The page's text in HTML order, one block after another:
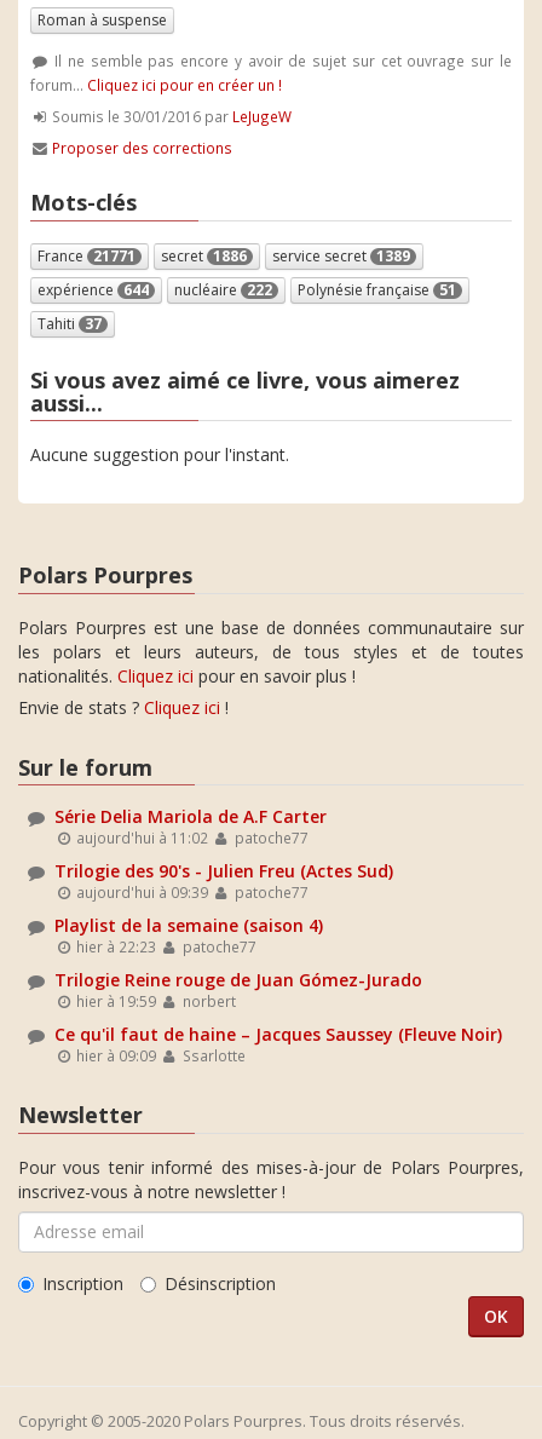
Roman à suspense
Il ne semble pas encore y avoir de sujet sur cet ouvrage sur le
forum... Cliquez ici pour en créer un !
Soumis le 30/01/2016 par LeJugeW
Proposer des corrections
Mots-clés
France 21771 secret 1886 service secret 1389
expérience 644 nucléaire 222 Polynésie française 51
Tahiti 37
Si vous avez aimé ce livre, vous aimerez
aussi...
Aucune suggestion pour l'instant.
Polars Pourpres
Polars Pourpres est une base de données communautaire sur
les polars et leurs auteurs, de tous styles et de toutes
nationalités. Cliquez ici pour en savoir plus !
Envie de stats ? Cliquez ici !
Sur le forum
Série Delia Mariola de A.F Carter
aujourd'hui à 11:02 patoche77
Trilogie des 90's - Julien Freu (Actes Sud)
aujourd'hui à 09:39 patoche77
Playlist de la semaine (saison 4)
hier à 22:23 patoche77
Trilogie Reine rouge de Juan Gómez-Jurado
hier à 19:59 norbert
Ce qu'il faut de haine – Jacques Saussey (Fleuve Noir)
hier à 09:09 Ssarlotte
Newsletter
Pour vous tenir informé des mises-à-jour de Polars Pourpres,
inscrivez-vous à notre newsletter !
Inscription Désinscription
Copyright © 2005-2020 Polars Pourpres. Tous droits réservés.